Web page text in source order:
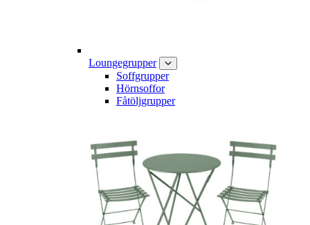
Loungegrupper
Soffgrupper
Hörnsoffor
Fåtöljgrupper